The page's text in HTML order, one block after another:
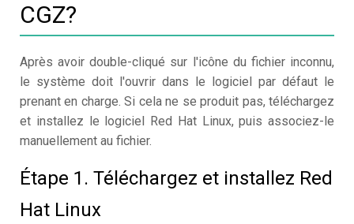
CGZ?
Après avoir double-cliqué sur l'icône du fichier inconnu,
le système doit l'ouvrir dans le logiciel par défaut le
prenant en charge. Si cela ne se produit pas, téléchargez
et installez le logiciel Red Hat Linux, puis associez-le
manuellement au fichier.
Étape 1. Téléchargez et installez Red
Hat Linux